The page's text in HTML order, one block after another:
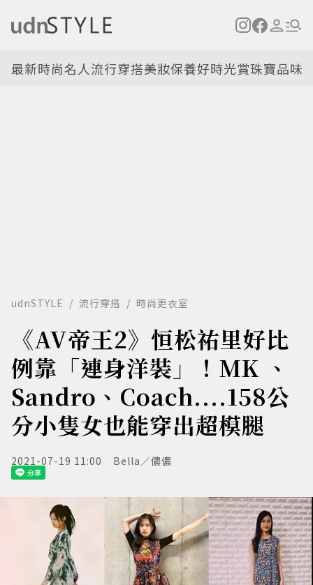
最新時尚名人流行穿搭美妝保養好時光賞珠寶品味
udnSTYLE 流行穿搭 時尚更衣室
《AV帝王2》恒松祐里好比
例靠「連身洋裝」！MK 、
Sandro、Coach....158公
分小隻女也能穿出超模腿
2021-07-19 11:00 Bella／儂儂